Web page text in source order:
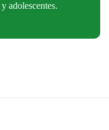
adolescentes.